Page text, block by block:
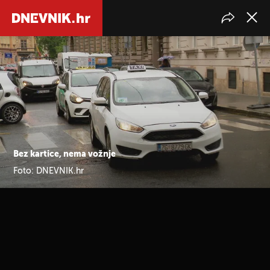
Bez kartice, nema vožnje
Foto: DNEVNIK.hr